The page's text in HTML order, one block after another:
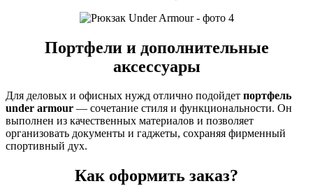
Портфели и дополнительные
аксессуары
Для деловых и офисных нужд отлично подойдет портфель
under armour — сочетание стиля и функциональности. Он
выполнен из качественных материалов и позволяет
организовать документы и гаджеты, сохраняя фирменный
спортивный дух.
Как оформить заказ?